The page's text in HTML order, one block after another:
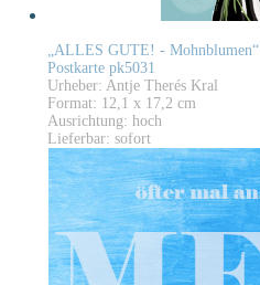
„ALLES GUTE! - Mohnblumen“
Postkarte pk5031
Urheber: Antje Therés Kral
Format: 12,1 x 17,2 cm
Ausrichtung: hoch
Lieferbar: sofort